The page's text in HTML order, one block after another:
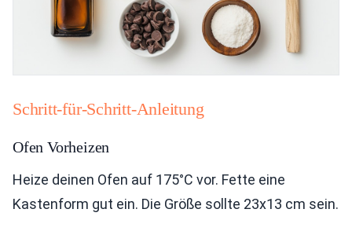
Schritt-für-Schritt-Anleitung
Ofen Vorheizen
Heize deinen Ofen auf 175°C vor. Fette eine
Kastenform gut ein. Die Größe sollte 23x13 cm sein.